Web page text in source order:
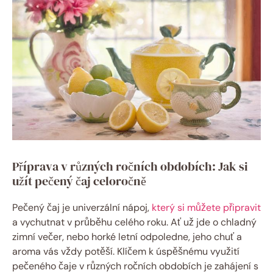
Příprava v různých ročních obdobích: Jak si
užít pečený čaj celoročně
Pečený čaj je univerzální nápoj, který si můžete připravit
a vychutnat v průběhu celého roku. Ať už jde o chladný
zimní večer, nebo horké letní odpoledne, jeho chuť a
aroma vás vždy potěší. Klíčem k úspěšnému využití
pečeného čaje v různých ročních obdobích je zahájení s